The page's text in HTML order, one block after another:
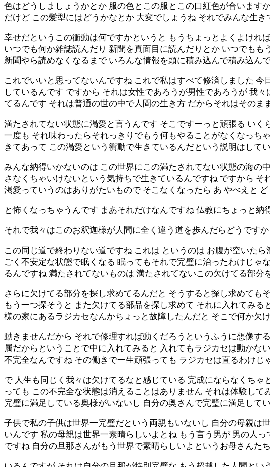
色はどうしましょうかとか 服の色とこの服とこの口紅色が合います
だけど この髪型にはどうかなとか 大変でしょうね それでみんな生
幸せだというこの衝動は何ですかというと もうちょっとよくよけれ
いつでも何か雑誌読んだり 新聞を真面目に読んだりとか いつでも
新聞やら読めなくなるまで いろんな情報を頭に積み込んで積み込ん
これでいいと思ってないんですね これで私はすべて修済しました
しているんです ですから それは女性であろうが男性であろうが 我
てるんです それは普通の世の中で人間の生き方 だからそれはそのま
満たされてない状態に渇愛と言うんです そこですーっと頑張る い
一度も それ味わったらそれっきりでもう何もやることがなくなっ
きてあって この渇愛という衝動で生きているんだという説明はして
みんな納得いかないのは この世界にこの満たされてない状態の海の
さなくちゃいけないという気持ちで生きているんですね ですから
渇愛っていうのはありがたいもので そこなくなったら あ やべえと
と怖くなっちゃうんです まあそれだけなんですね 仏教にちょっと納
それで我々はこのお釈迦様が人間に全く違う道を歩んだらどうですか
この同じ道で終わりない道ですね これは というのは お腹が空いた
ごく不安定な状態で眠くなる 眠ってもそれで完璧に治ったわけじ
るんですね 満たされてないものは 満たされてないこの欠けてる部分
さらに欠けてる部分を探し求めてるんだと そうすると探し求めて
もう一つ探そうと また欠けてる部品を探し求めて それに入れてみ
様の家にあるラジカセなんかちょっと故障したんだと そこで何か欠
動きませんだから それで修理すれば動くだろうというふうに想像す
属だからということで中に入れてみると 入れてもラジカセは動か
不完全なんですね その働きで一生頑張っても ラジカセは直るわけ
で 人生も同じく我々は欠けてるなと感じている 完成にならなくち
っても この不完全な状態は消えることはありません それは体験し
完璧に満足している奥様がいないし 自分の奥さんで完璧に満足して
子供で私の子供は世界一完璧だという両親もいないし 自分の母親は
いんです 私の母親は世界一素晴らしいよとね もう言う男が 男の人
ですね 自分の旦那さんがもう世界で素晴らしいよというお母さんた